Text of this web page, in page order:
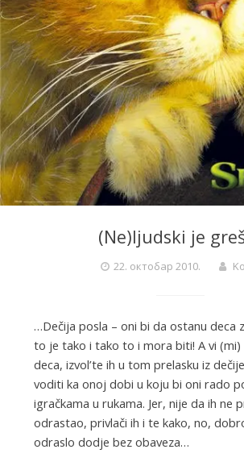
(Ne)ljudski je
22. октобар 2010.
…Dečija posla – oni bi da ostanu deca
to je tako i tako to i mora biti! A vi
deca, izvol’te ih u tom prelasku iz
voditi ka onoj dobi u koju bi oni rado
igračkama u rukama. Jer, nije da ih ne
odrastao, privlači ih i te kako, no,
odraslo dodje bez obaveza…